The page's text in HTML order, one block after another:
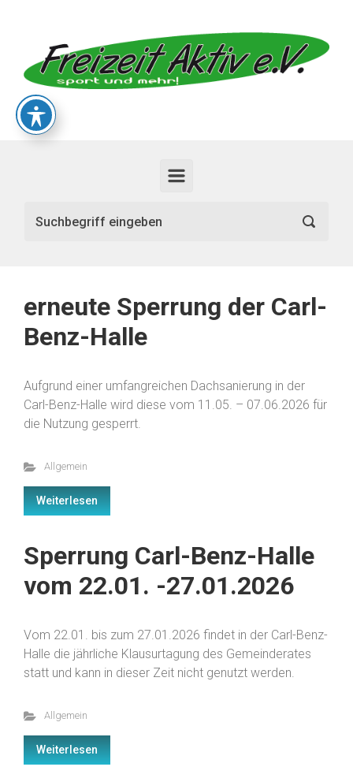
erneute Sperrung der Carl-
Benz-Halle
Aufgrund einer umfangreichen Dachsanierung in der
Carl-Benz-Halle wird diese vom 11.05. – 07.06.2026 für
die Nutzung gesperrt.
Allgemein
Weiterlesen
Sperrung Carl-Benz-Halle
vom 22.01. -27.01.2026
Vom 22.01. bis zum 27.01.2026 findet in der Carl-Benz-
Halle die jährliche Klausurtagung des Gemeinderates
statt und kann in dieser Zeit nicht genutzt werden.
Allgemein
Weiterlesen